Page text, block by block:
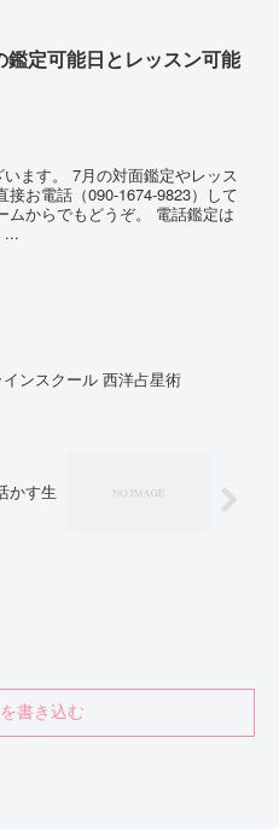
鑑定可能日とレッスン可能
ます。 7月の対面鑑定やレッス
お電話（090-1674-9823）して
ムからでもどうぞ。 電話鑑定は
...
インスクール 西洋占星術
かす生
書き込む